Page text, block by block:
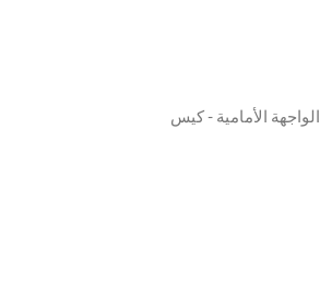
الواجهة الأمامية - كيس